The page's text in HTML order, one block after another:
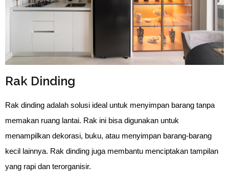
Rak Dinding
Rak dinding adalah solusi ideal untuk menyimpan barang tanpa
memakan ruang lantai. Rak ini bisa digunakan untuk
menampilkan dekorasi, buku, atau menyimpan barang-barang
kecil lainnya. Rak dinding juga membantu menciptakan tampilan
yang rapi dan terorganisir.